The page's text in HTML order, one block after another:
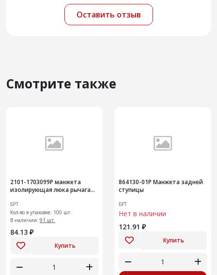
Оставить отзыв
Смотрите также
2101-1703099Р манжета
изолирующая люка рычага
БРТ
Кол-во в упаковке: 100 шт.
В наличии: 91 шт.
84.13 ₽
Купить
864130-01Р Манжета задней
ступицы
БРТ
Нет в наличии
121.91 ₽
Купить